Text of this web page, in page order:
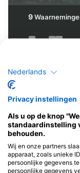
9
Duikcentra die
verzorgen
Nederlands
Privacy instellingen
Als u op de knop
standaardinstelling
behouden.
Wij en onze partners
apparaat, zoals unieke
persoonlijke gegevens
persoonlijke gegevens